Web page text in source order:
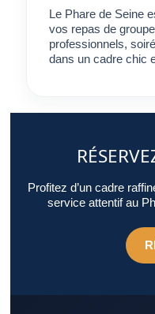
Le Phare de Seine
vos repas de
professionnels,
dans un cadre chic
Profitez d’un cadre
service attentif au